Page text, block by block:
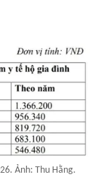
Ảnh: Thu Hằng.